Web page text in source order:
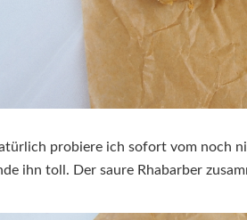
probiere ich sofort vom noch
ihn toll. Der saure Rhabarber